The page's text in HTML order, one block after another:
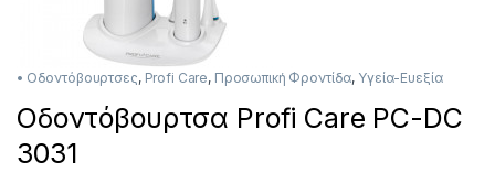
• Οδοντόβουρτσες, Profi Care, Προσωπική Φροντίδα, Υγεία-Ευεξία
Οδοντόβουρτσα Profi Care PC-DC
3031